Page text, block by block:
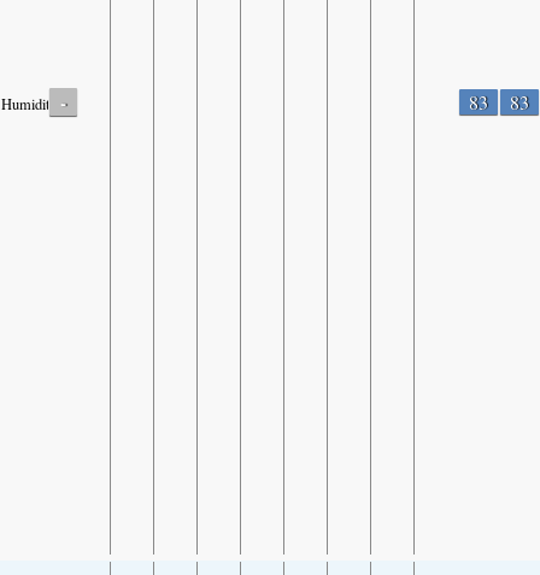
Humidity - 83 83